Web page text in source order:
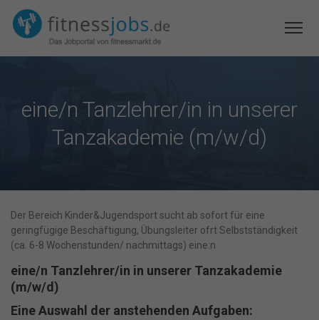
eine/n Tanzlehrer/in in unserer
Tanzakademie (m/w/d)
Der Bereich Kinder&Jugendsport sucht ab sofort für eine
geringfügige Beschäftigung, Übungsleiter ofrt Selbstständigkeit
(ca. 6-8 Wochenstunden/ nachmittags) eine:n
eine/n Tanzlehrer/in in unserer Tanzakademie
(m/w/d)
Eine Auswahl der anstehenden Aufgaben: